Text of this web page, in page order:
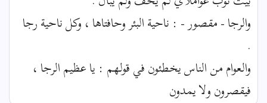
والرجا - مقصور - : ناحية البئر وحافتاها ، وكل ناحية رجا
.
والعوام من الناس يخطئون في قولهم : يا عظيم الرجا ،
فيقصرون ولا يمدون